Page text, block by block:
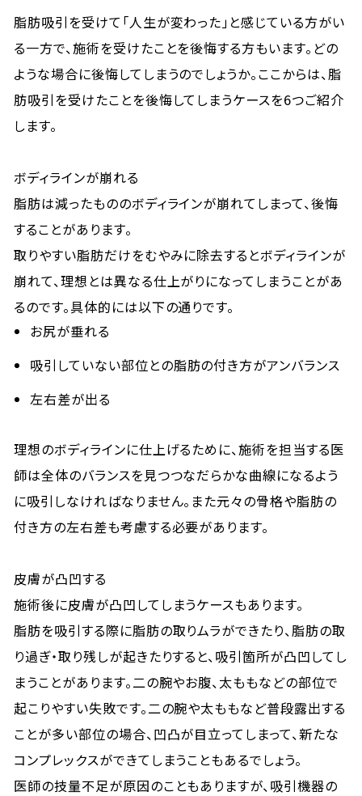
脂肪吸引を受けて「人生が変わった」と感じている方がい
る一方で、施術を受けたことを後悔する方もいます。どの
ような場合に後悔してしまうのでしょうか。ここからは、脂
肪吸引を受けたことを後悔してしまうケースを6つご紹介
します。
ボディラインが崩れる
脂肪は減ったもののボディラインが崩れてしまって、後悔
することがあります。
取りやすい脂肪だけをむやみに除去するとボディラインが
崩れて、理想とは異なる仕上がりになってしまうことがあ
るのです。具体的には以下の通りです。
お尻が垂れる
吸引していない部位との脂肪の付き方がアンバランス
左右差が出る
理想のボディラインに仕上げるために、施術を担当する医
師は全体のバランスを見つつなだらかな曲線になるよう
に吸引しなければなりません。また元々の骨格や脂肪の
付き方の左右差も考慮する必要があります。
皮膚が凸凹する
施術後に皮膚が凸凹してしまうケースもあります。
脂肪を吸引する際に脂肪の取りムラができたり、脂肪の取
り過ぎ・取り残しが起きたりすると、吸引箇所が凸凹してし
まうことがあります。二の腕やお腹、太ももなどの部位で
起こりやすい失敗です。二の腕や太ももなど普段露出する
ことが多い部位の場合、凹凸が目立ってしまって、新たな
コンプレックスができてしまうこともあるでしょう。
医師の技量不足が原因のこともありますが、吸引機器の